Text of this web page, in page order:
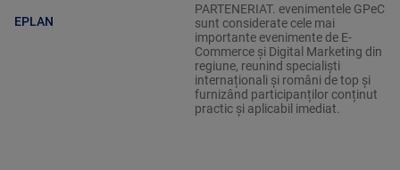
EPLAN
PARTENERIAT. evenimentele GPeC
sunt considerate cele mai
importante evenimente de E-
Commerce și Digital Marketing din
regiune, reunind specialiști
internaționali și români de top și
furnizând participanților conținut
practic și aplicabil imediat.